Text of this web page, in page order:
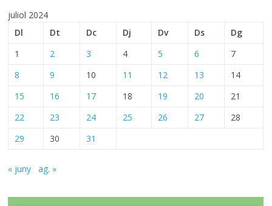
juliol 2024
Dl
Dt Dc Dj Dv Ds
Dg
1
2 3 4 5 6
7
8
9 10 11 12 13
14
15
16 17 18 19 20
21
22
23 24 25 26 27
28
29
30 31
« juny ag. »